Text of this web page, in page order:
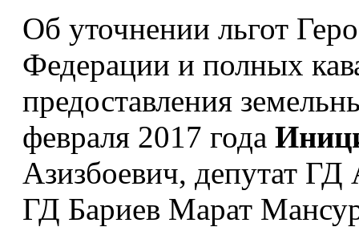
Об уточнении льгот
Федерации и полных
предоставления
февраля 2017 года
Азизбоевич, депутат
ГД Бариев Марат